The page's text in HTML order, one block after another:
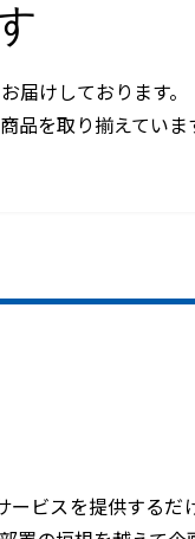
けしております。
を取り揃えていま
ビスを提供するだ